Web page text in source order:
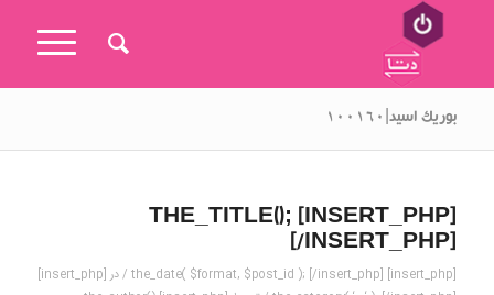
بوریک اسید|۱۰۰۱۶۰
[INSERT_PHP] THE_TITLE();
[/INSERT_PHP]
[insert_php] the_date( $format, $post_id ); [/insert_php] / در [insert_php]